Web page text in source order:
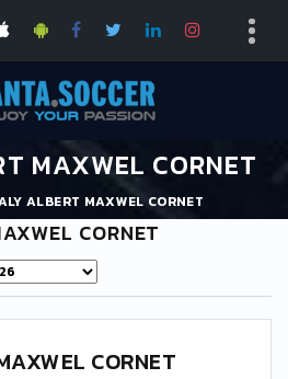
MAXWEL CORNET
ALBERT MAXWEL CORNET
CORNET
CORNET